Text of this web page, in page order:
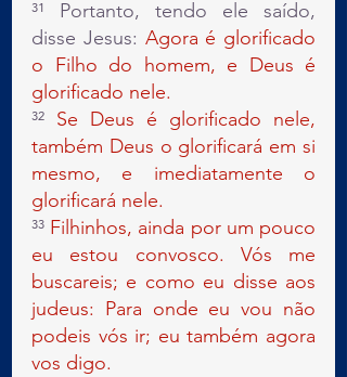
³¹ Portanto, tendo ele saído,
disse Jesus: Agora é glorificado
o Filho do homem, e Deus é
glorificado nele.
³² Se Deus é glorificado nele,
também Deus o glorificará em si
mesmo, e imediatamente o
glorificará nele.
³³ Filhinhos, ainda por um pouco
eu estou convosco. Vós me
buscareis; e como eu disse aos
judeus: Para onde eu vou não
podeis vós ir; eu também agora
vos digo.